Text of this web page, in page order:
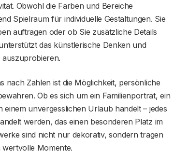
Obwohl die Farben und Bereiche
Spielraum für individuelle Gestaltungen. Sie
auftragen oder ob Sie zusätzliche Details
das künstlerische Denken und
nach Zahlen ist die Möglichkeit, persönliche
Ob es sich um ein Familienporträt, ein
unvergesslichen Urlaub handelt – jedes
werden, das einen besonderen Platz im
sind nicht nur dekorativ, sondern tragen
Momente.